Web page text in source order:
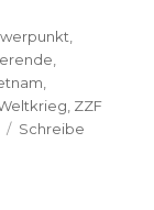
ZZF
Schreibe